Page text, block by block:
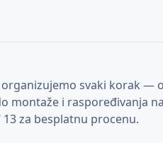
svaki korak —
montaže i raspoređivanja
za besplatnu procenu.